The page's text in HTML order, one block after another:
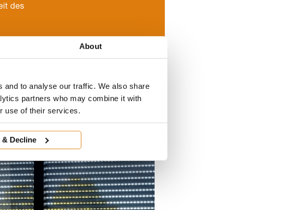
About
and to analyse our traffic. We also share
partners who may combine it with
use of their services.
Decline
des